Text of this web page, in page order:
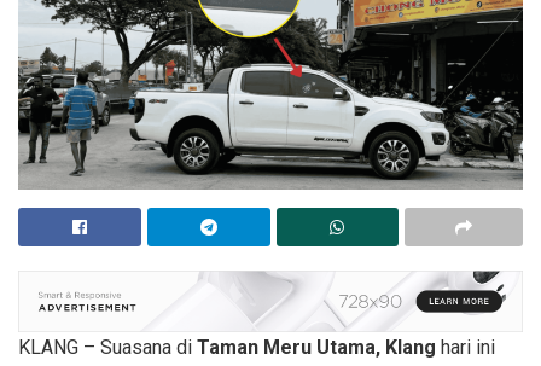
KLANG – Suasana di Taman Meru Utama, Klang hari ini